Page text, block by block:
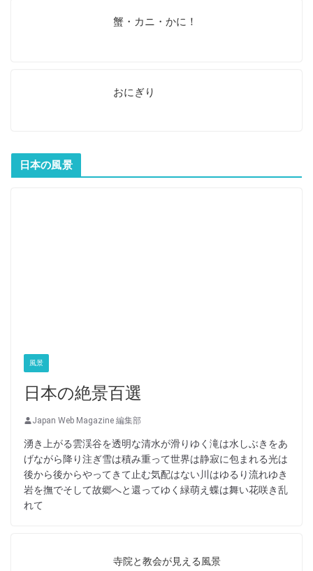
蟹・カニ・かに！
おにぎり
日本の風景
風景
日本の絶景百選
Japan Web Magazine 編集部
湧き上がる雲渓谷を透明な清水が滑りゆく滝は水しぶきをあ
げながら降り注ぎ雪は積み重って世界は静寂に包まれる光は
後から後からやってきて止む気配はない川はゆるり流れゆき
岩を撫でそして故郷へと還ってゆく緑萌え蝶は舞い花咲き乱
れて
寺院と教会が見える風景